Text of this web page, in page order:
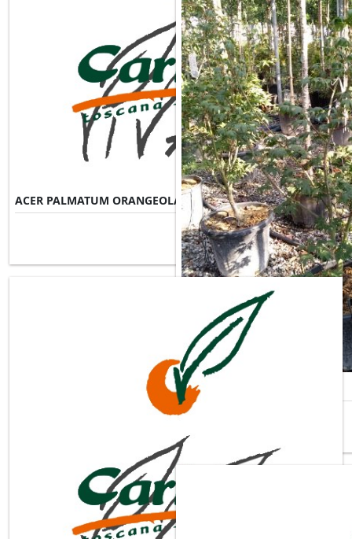
ACER PALMATUM ORANGEOLA
Misure Disponibili ►
ACER PALMATUM OSAKAZUKI